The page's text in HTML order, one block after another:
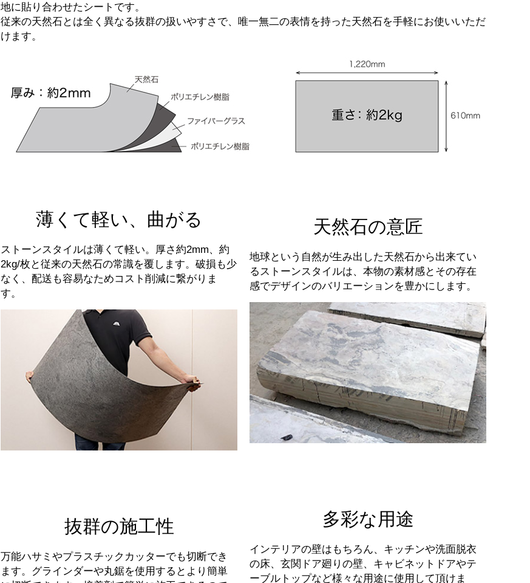
地に貼り合わせたシートです。
従来の天然石とは全く異なる抜群の扱いやすさで、唯一無二の表情を持った天然石を手軽にお使いいただ
けます。
薄くて軽い、曲がる
ストーンスタイルは薄くて軽い。厚さ約2mm、約
2kg/枚と従来の天然石の常識を覆します。破損も少
なく、配送も容易なためコスト削減に繋がりま
す。
天然石の意匠
地球という自然が生み出した天然石から出来てい
るストーンスタイルは、本物の素材感とその存在
感でデザインのバリエーションを豊かにします。
抜群の施工性
万能ハサミやプラスチックカッターでも切断でき
ます。グラインダーや丸鋸を使用するとより簡単
多彩な用途
インテリアの壁はもちろん、キッチンや洗面脱衣
の床、玄関ドア廻りの壁、キャビネットドアやテ
ーブルトップなど様々な用途に使用して頂けま